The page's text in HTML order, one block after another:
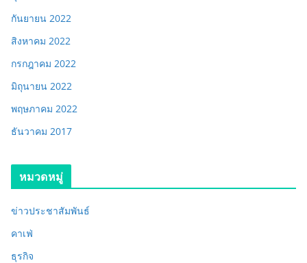
กันยายน 2022
สิงหาคม 2022
กรกฎาคม 2022
มิถุนายน 2022
พฤษภาคม 2022
ธันวาคม 2017
หมวดหมู่
ข่าวประชาสัมพันธ์
คาเฟ่
ธุรกิจ